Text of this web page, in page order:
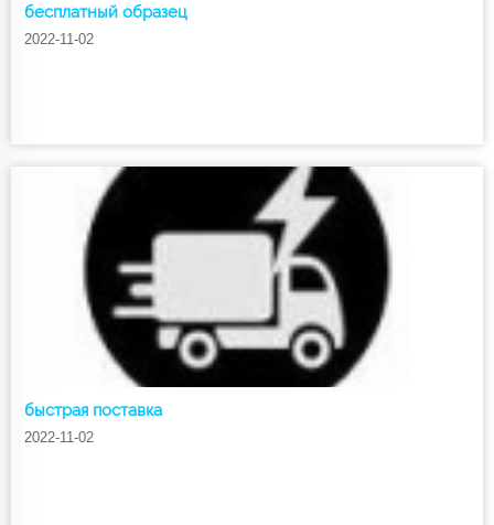
бесплатный образец
2022-11-02
быстрая поставка
2022-11-02